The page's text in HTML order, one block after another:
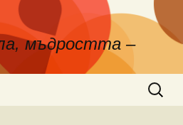
мъдростта –
за: